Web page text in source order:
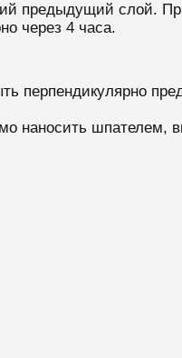
предыдущий слой.
через 4 часа.
перпендикулярно
наносить шпателем,